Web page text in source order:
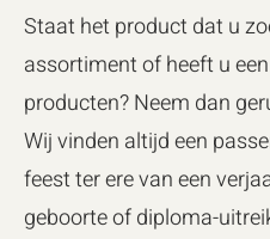
Staat het product dat u
assortiment of heeft u
producten? Neem dan
Wij vinden altijd een
feest ter ere van een
geboorte of diploma-